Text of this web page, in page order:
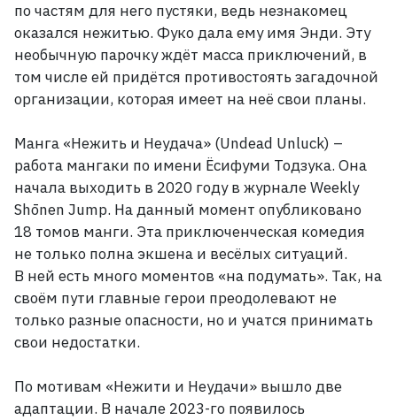
по частям для него пустяки, ведь незнакомец
оказался нежитью. Фуко дала ему имя Энди. Эту
необычную парочку ждёт масса приключений, в
том числе ей придётся противостоять загадочной
организации, которая имеет на неё свои планы.
Манга «Нежить и Неудача» (Undead Unluck) –
работа мангаки по имени Ёсифуми Тодзука. Она
начала выходить в 2020 году в журнале Weekly
Shōnen Jump. На данный момент опубликовано
18 томов манги. Эта приключенческая комедия
не только полна экшена и весёлых ситуаций.
В ней есть много моментов «на подумать». Так, на
своём пути главные герои преодолевают не
только разные опасности, но и учатся принимать
свои недостатки.
По мотивам «Нежити и Неудачи» вышло две
адаптации. В начале 2023-го появилось